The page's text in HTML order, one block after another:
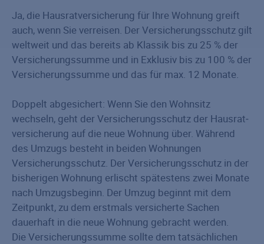
Ja, die Haus­rat­versicherung für Ihre Wohnung greift
auch, wenn Sie verreisen. Der Versicherungsschutz gilt
weltweit und das bereits ab Klassik bis zu 25 % der
Versicherungssumme und in Exklusiv bis zu 100 % der
Versicherungssumme und das für max. 12 Monate.
Doppelt abgesichert: Wenn Sie den Wohnsitz
wechseln, geht der Versicherungsschutz der Haus­rat­
versicherung auf die neue Wohnung über. Während
des Umzugs besteht in beiden Wohnungen
Versicherungsschutz. Der Versicherungsschutz in der
bisherigen Wohnung erlischt spätestens zwei Monate
nach Umzugsbeginn. Der Umzug beginnt mit dem
Zeitpunkt, zu dem erstmals versicherte Sachen
dauerhaft in die neue Wohnung gebracht werden.
Die Versicherungs­summe sollte dem tatsächlichen